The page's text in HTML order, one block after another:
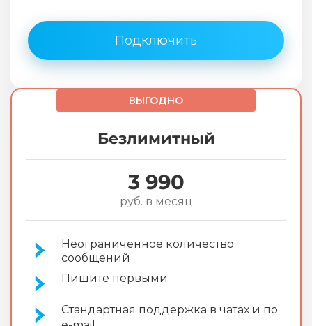
Подключить
ВЫГОДНО
Безлимитный
3 990
руб. в месяц
Неограниченное количество
сообщений
Пишите первыми
Стандартная поддержка в чатах и по